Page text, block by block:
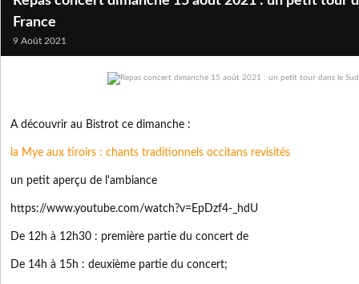
France
9 Août 2021
A découvrir au Bistrot ce dimanche :
la Mye aux tiroirs : chants traditionnels occitans revisités
un petit aperçu de l'ambiance
https://www.youtube.com/watch?v=EpDzf4-_hdU
De 12h à 12h30 : première partie du concert de
De 14h à 15h : deuxième partie du concert;